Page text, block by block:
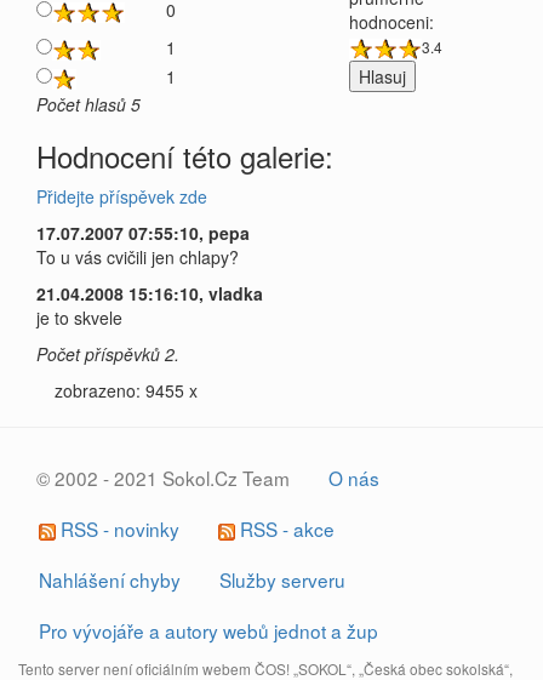
0
hodnoceni:
1
3.4
1
Počet hlasů 5
Hodnocení této galerie:
Přidejte příspěvek zde
17.07.2007 07:55:10, pepa
To u vás cvičili jen chlapy?
21.04.2008 15:16:10, vladka
je to skvele
Počet příspěvků 2.
zobrazeno: 9455 x
© 2002 - 2021 Sokol.Cz Team
O nás
RSS - novinky
RSS - akce
Nahlášení chyby
Služby serveru
Pro vývojáře a autory webů jednot a žup
Tento server není oficiálním webem ČOS! „SOKOL“, „Česká obec sokolská“,